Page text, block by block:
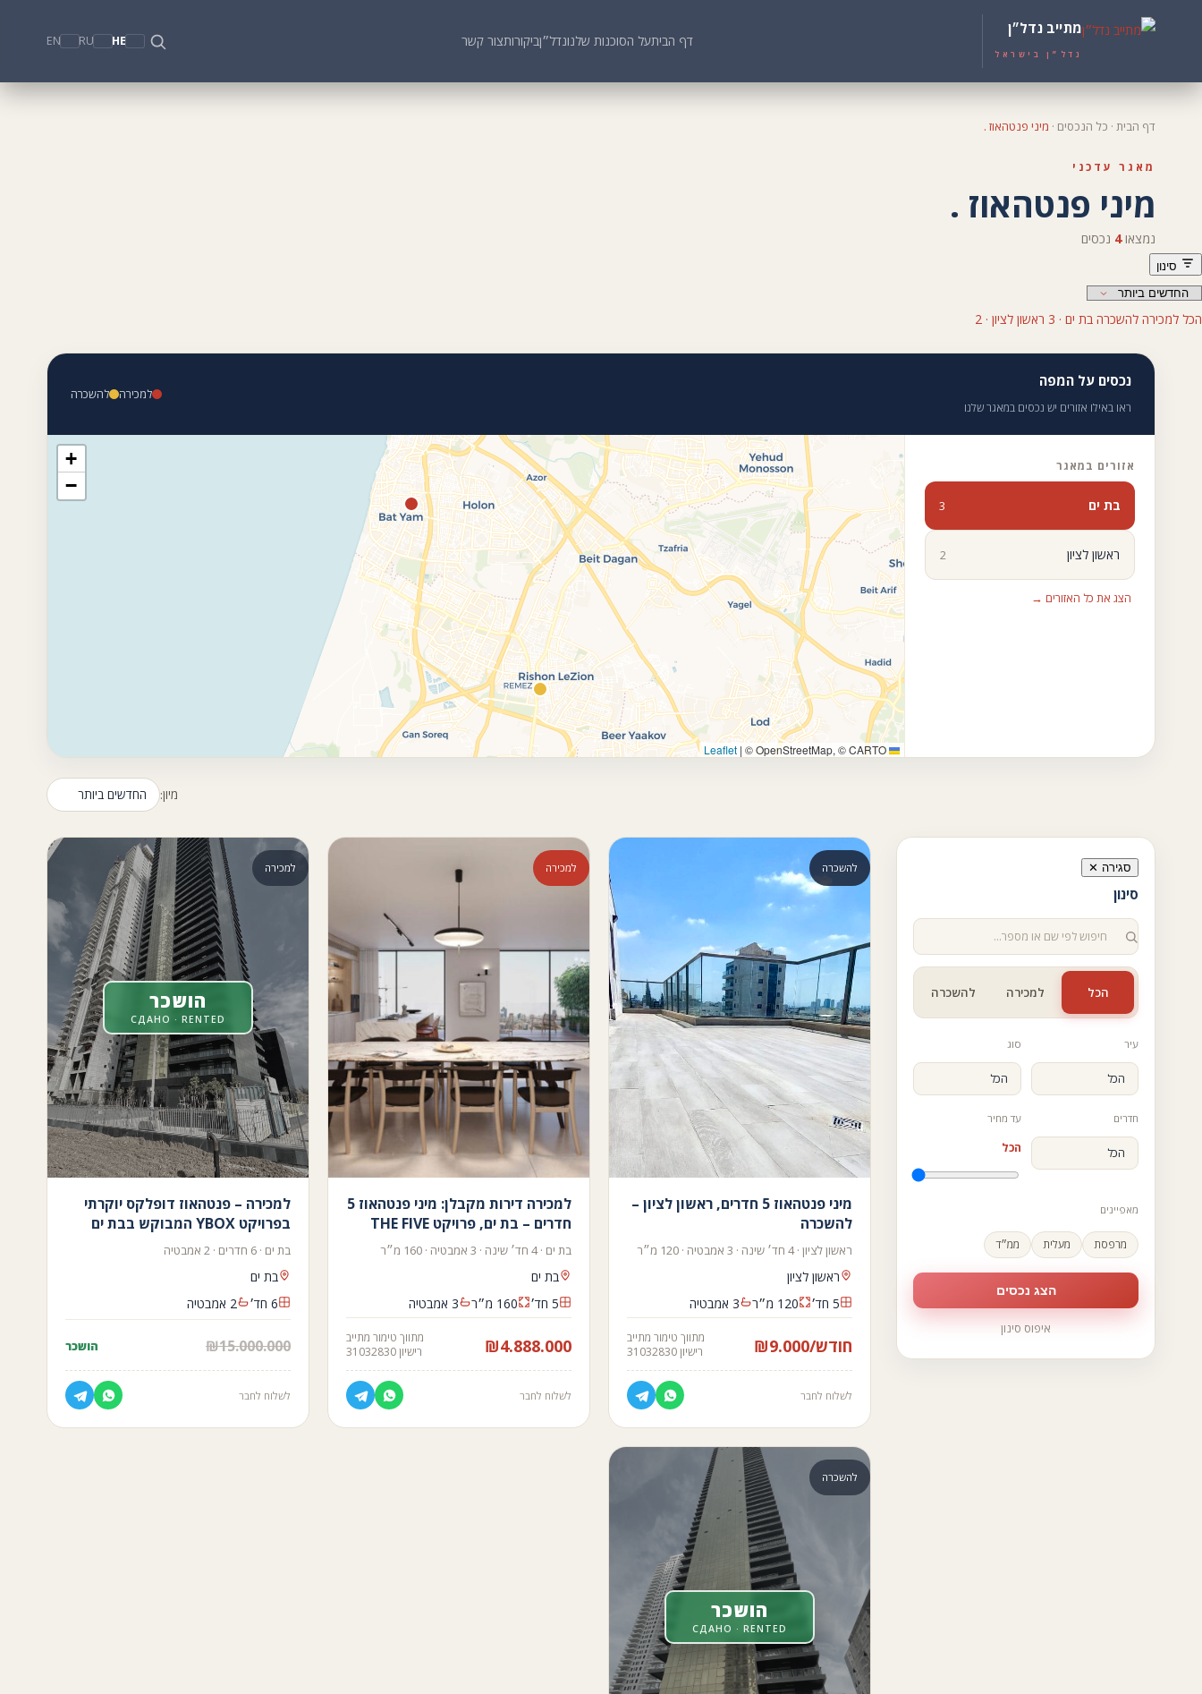
מתייב נדל״ן
נדל״ן בישראל
דף הביתעל הסוכנות שלנונדל״ןביקורותצור קשר HE
RU
EN
דף הבית · כל הנכסים · מיני פנטהאוז .
מאגר עדכני
מיני פנטהאוז .
נמצאו4 נכסים
הכל למכירה להשכרה בת ים · 3 ראשון לציון · 2
נכסים על המפה
ראו באילו אזורים יש נכסים במאגר שלנו
למכירה להשכרה
אזורים במאגר
בת ים 3
ראשון לציון 2
הצג את כל האזורים →
+
−
| © OpenStreetMap, © CARTO
מיון:
סגירה ✕
סינון
הכל למכירה להשכרה
עיר סוג
חדרים עד מחיר
הכל
מאפיינים
מרפסת מעלית ממ״ד
הצג נכסים
איפוס סינון
להשכרה
מיני פנטהאוז 5 חדרים, ראשון לציון –
להשכרה
ראשון לציון · 4 חד׳ שינה · 3 אמבטיה · 120 מ״ר
ראשון לציון
5 חד׳
120 מ״ר 3 אמבטיה
₪9.000/חודש
מתווך טימור מתייב
רישיון 31032830
לשלוח לחבר
למכירה
למכירה דירות מקבלן: מיני פנטהאוז 5
חדרים – בת ים, פרויקט THE FIVE
בת ים · 4 חד׳ שינה · 3 אמבטיה · 160 מ״ר
בת ים
5 חד׳
160 מ״ר 3 אמבטיה
₪4.888.000
מתווך טימור מתייב
רישיון 31032830
לשלוח לחבר
למכירה
הושכר
СДАНО · RENTED
למכירה – פנטהאוז דופלקס יוקרתי
בפרויקט YBOX המבוקש בבת ים
בת ים · 6 חדרים · 2 אמבטיה
בת ים
6 חד׳
2 אמבטיה
₪15.000.000 הושכר
לשלוח לחבר
להשכרה
הושכר
СДАНО · RENTED